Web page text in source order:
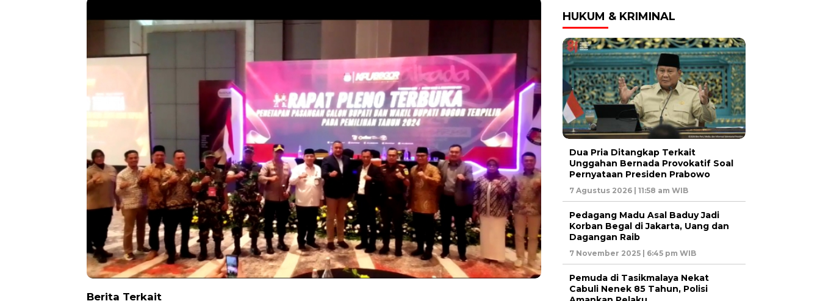
Berita Terkait
HUKUM & KRIMINAL
Dua Pria Ditangkap Terkait
Unggahan Bernada Provokatif Soal
Pernyataan Presiden Prabowo
7 Agustus 2026 | 11:58 am WIB
Pedagang Madu Asal Baduy Jadi
Korban Begal di Jakarta, Uang dan
Dagangan Raib
7 November 2025 | 6:45 pm WIB
Pemuda di Tasikmalaya Nekat
Cabuli Nenek 85 Tahun, Polisi